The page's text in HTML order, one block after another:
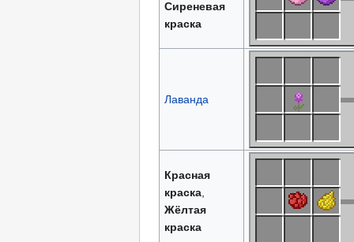
Сиреневая
краска
Лаванда
Красная
краска,
Жёлтая
краска